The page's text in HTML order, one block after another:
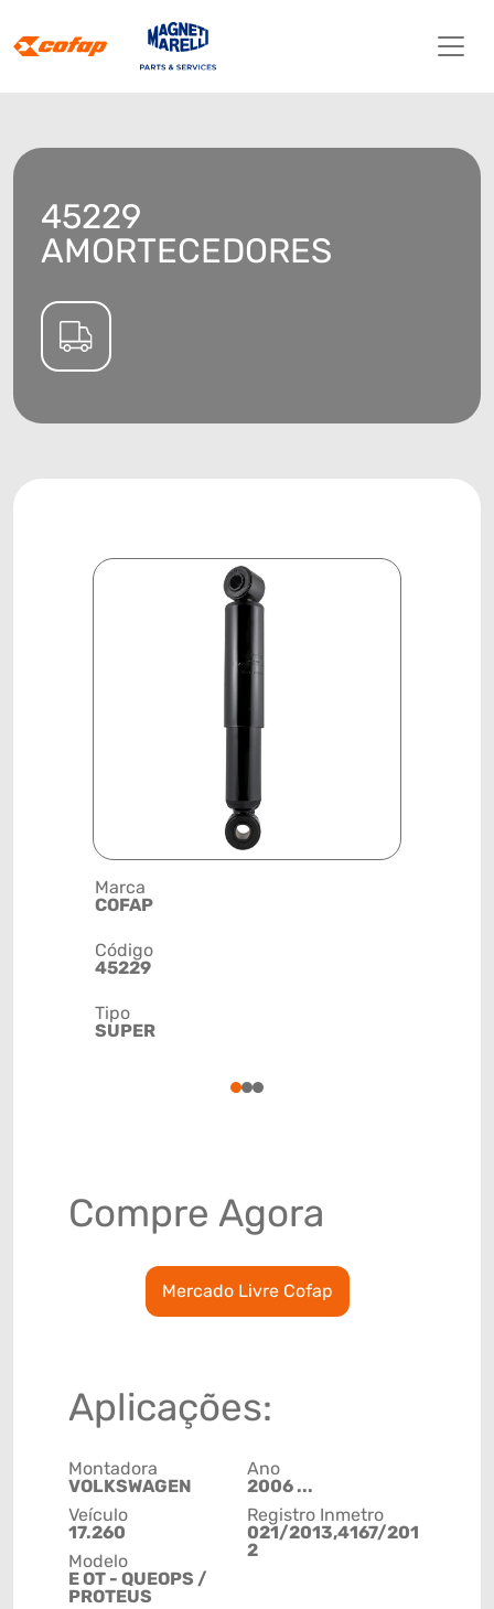
45229
AMORTECEDORES
Marca
COFAP
Código
45229
Tipo
SUPER
123
Compre Agora
Mercado Livre Cofap
Aplicações:
Montadora
VOLKSWAGEN
Veículo
17.260
Modelo
E OT - QUEOPS /
PROTEUS
Ano
2006 ...
Registro Inmetro
021/2013,4167/201
2